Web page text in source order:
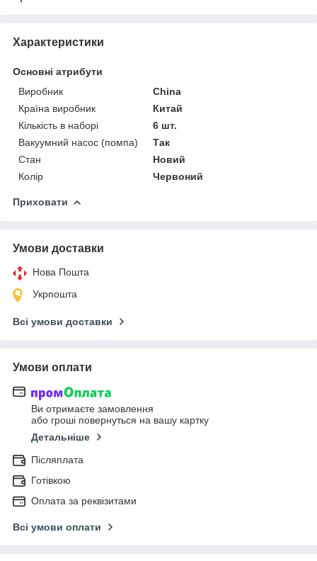
Характеристики
Основні атрибути
Виробник
China
Країна виробник
Китай
Кількість в наборі
6 шт.
Вакуумний насос (помпа)
Так
Стан
Новий
Колір
Червоний
Приховати
Умови доставки
Нова Пошта
Укрпошта
Всі умови доставки
Умови оплати
Ви отримаєте замовлення
або гроші повернуться на вашу картку
Детальніше
Післяплата
Готівкою
Оплата за реквізитами
Всі умови оплати